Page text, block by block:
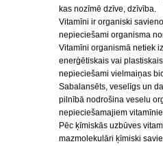
kas nozīmē dzīve, dzīvība.
Vitamīni ir organiski
nepieciešami organisma
Vitamīni organismā netiek
enerģētiskais vai
nepieciešami vielmaiņas
Sabalansēts, veselīgs un
pilnībā nodrošina veselu
nepieciešamajiem
Pēc ķīmiskās uzbūves
mazmolekulāri ķīmiski